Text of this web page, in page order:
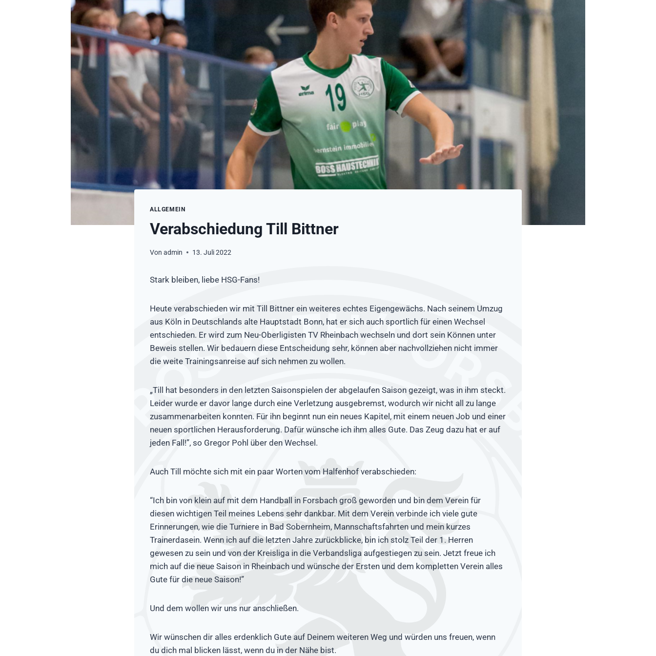
ALLGEMEIN
Verabschiedung Till Bittner
Von admin 13. Juli 2022
Stark bleiben, liebe HSG-Fans!
Heute verabschieden wir mit Till Bittner ein weiteres echtes Eigengewächs. Nach seinem Umzug
aus Köln in Deutschlands alte Hauptstadt Bonn, hat er sich auch sportlich für einen Wechsel
entschieden. Er wird zum Neu-Oberligisten TV Rheinbach wechseln und dort sein Können unter
Beweis stellen. Wir bedauern diese Entscheidung sehr, können aber nachvollziehen nicht immer
die weite Trainingsanreise auf sich nehmen zu wollen.
„Till hat besonders in den letzten Saisonspielen der abgelaufen Saison gezeigt, was in ihm steckt.
Leider wurde er davor lange durch eine Verletzung ausgebremst, wodurch wir nicht all zu lange
zusammenarbeiten konnten. Für ihn beginnt nun ein neues Kapitel, mit einem neuen Job und einer
neuen sportlichen Herausforderung. Dafür wünsche ich ihm alles Gute. Das Zeug dazu hat er auf
jeden Fall!”, so Gregor Pohl über den Wechsel.
Auch Till möchte sich mit ein paar Worten vom Halfenhof verabschieden:
“Ich bin von klein auf mit dem Handball in Forsbach groß geworden und bin dem Verein für
diesen wichtigen Teil meines Lebens sehr dankbar. Mit dem Verein verbinde ich viele gute
Erinnerungen, wie die Turniere in Bad Sobernheim, Mannschaftsfahrten und mein kurzes
Trainerdasein. Wenn ich auf die letzten Jahre zurückblicke, bin ich stolz Teil der 1. Herren
gewesen zu sein und von der Kreisliga in die Verbandsliga aufgestiegen zu sein. Jetzt freue ich
mich auf die neue Saison in Rheinbach und wünsche der Ersten und dem kompletten Verein alles
Gute für die neue Saison!”
Und dem wollen wir uns nur anschließen.
Wir wünschen dir alles erdenklich Gute auf Deinem weiteren Weg und würden uns freuen, wenn
du dich mal blicken lässt, wenn du in der Nähe bist.